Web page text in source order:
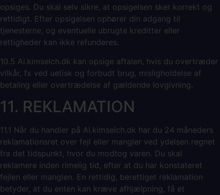
opsiges. Du skal selv sikre, at opsigelsen sker korrekt og
rettidigt. Efter opsigelsen ophører din adgang til
tjenesterne, og eventuelle ubrugte kreditter eller
rettigheder kan ikke refunderes.
10.5 Ai.kimselch.dk kan opsige aftalen, hvis du overtræder
vilkår, fx ved uetisk og forbudt brug, misligholdelse af
betaling eller overtrædelse af gældende lovgivning.
11. REKLAMATION
11.1 Når du handler på Ai.kimselch.dk har du 24 måneders
reklamationsret over fejl eller mangler ved ydelsen regnet
fra det tidspunkt, hvor du modtog varen. Du skal
reklamere inden rimelig tid, efter at du har konstateret
fejlen eller manglen. En rettidig, berettiget reklamation
betyder, at du enten kan kræve afhjælpning, få et